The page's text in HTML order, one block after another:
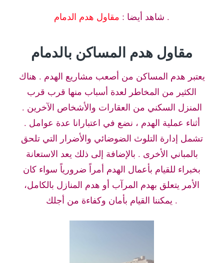
شاهد أيضا : مقاول هدم الدمام .
مقاول هدم المساكن بالدمام
يعتبر هدم المساكن من أصعب مشاريع الهدم . هناك
الكثير من المخاطر لعدة أسباب منها قرب قرب
المنزل السكني من العقارات والأشخاص الآخرين .
أثناء عملية الهدم ، نضع في اعتبارانا عدة عوامل .
تشمل إدارة التلوث الضوضائي والأضرار التي تلحق
بالمباني الأخرى . بالإضافة إلى ذلك يعد الاستعانة
بخبراء للقيام بأعمال الهدم أمراً ضرورياً سواء كان
الأمر يتعلق بهدم المرآب أو هدم المنازل بالكامل،
يمكننا القيام بأمان وكفاءة من أجلك .